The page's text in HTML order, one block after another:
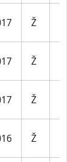
Ž
Ž
Ž
Ž